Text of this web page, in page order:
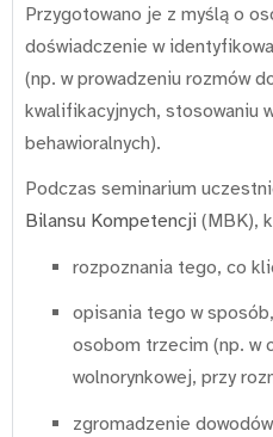
Przygotowano je z myślą o
doświadczenie w
(np. w prowadzeniu rozmów
kwalifikacyjnych, stosowaniu
behawioralnych).
Podczas seminarium
Bilansu Kompetencji (MBK),
rozpoznania tego, co
opisania tego w
osobom trzecim (np. w
wolnorynkowej, przy
zgromadzenie